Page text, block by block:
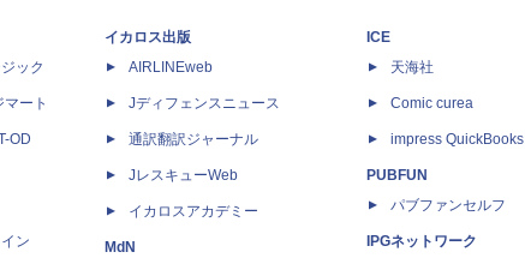
ック
ート
OD
ン
イカロス出版
AIRLINEweb
Jディフェンスニュース
通訳翻訳ジャーナル
JレスキューWeb
イカロスアカデミー
MdN
ICE
天海社
Comic curea
impress QuickBooks
PUBFUN
パブファンセルフ
IPGネットワーク